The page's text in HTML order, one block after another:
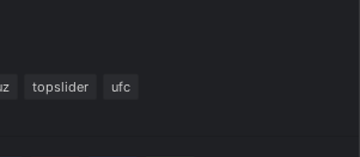
topslider ufc